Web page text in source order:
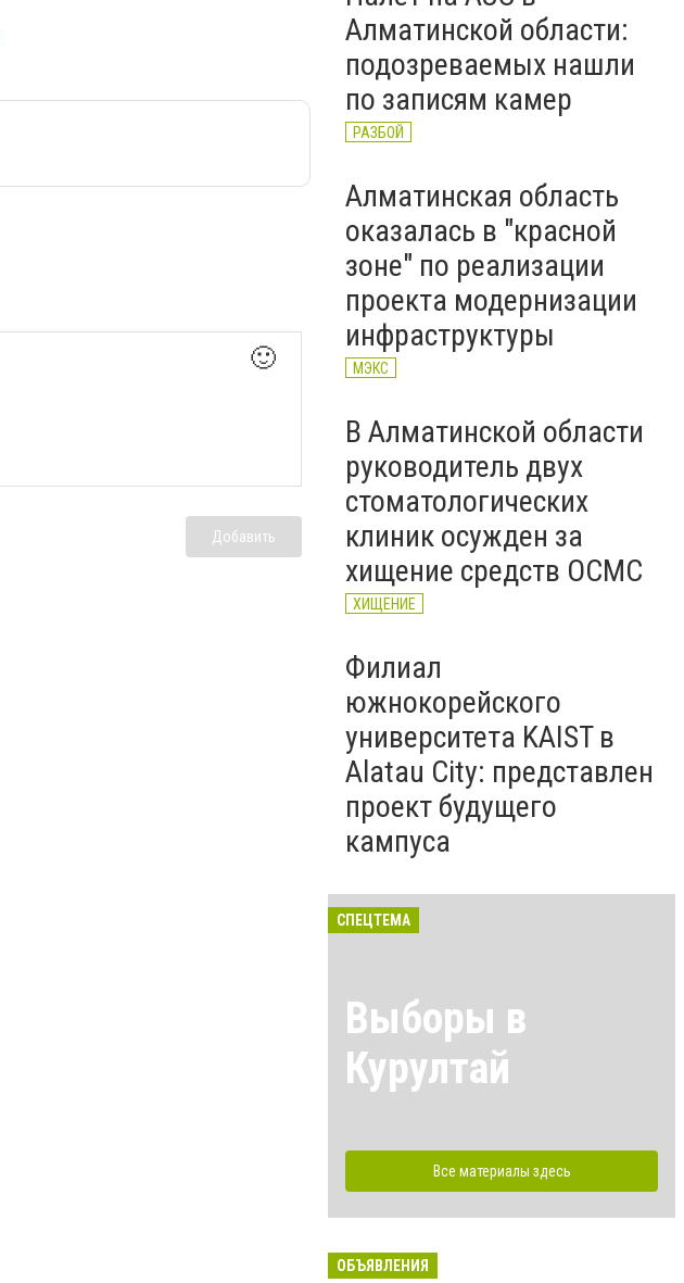
🙂
Добавить
Алматинской области:
подозреваемых нашли
по записям камер
РАЗБОЙ
Алматинская область
оказалась в "красной
зоне" по реализации
проекта модернизации
инфраструктуры
МЭКС
В Алматинской области
руководитель двух
стоматологических
клиник осужден за
хищение средств ОСМС
ХИЩЕНИЕ
Филиал
южнокорейского
университета KAIST в
Alatau City: представлен
проект будущего
кампуса
СПЕЦТЕМА
Выборы в
Курултай
Все материалы здесь
ОБЪЯВЛЕНИЯ